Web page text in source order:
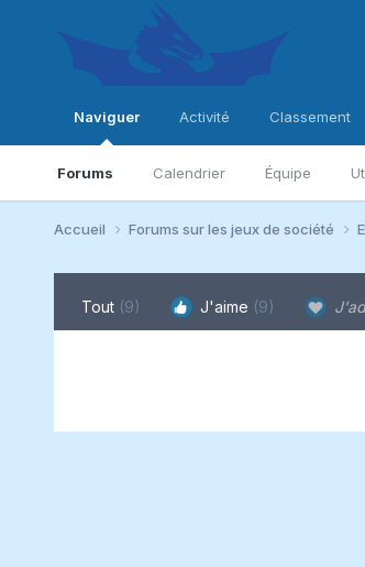
Naviguer
Forums Calendrier Équipe
Activité Classement
Accueil Forums sur les jeux de société
Tout (9) J'aime (9)